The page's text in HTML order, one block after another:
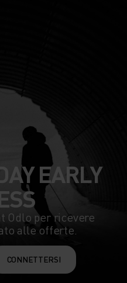
EARLY
Odlo per ricevere
alle offerte.
CONNETTERSI